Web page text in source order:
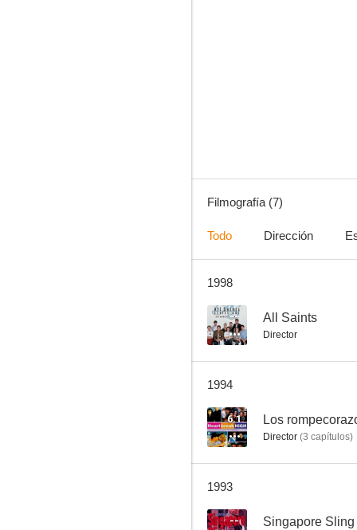
Tomando el control
Filmografía (7)
Todo Dirección
1998
-- All Saints
Director
1994
6.1 Los
Director (3 capítulos)
1993
-- Singapore Sling